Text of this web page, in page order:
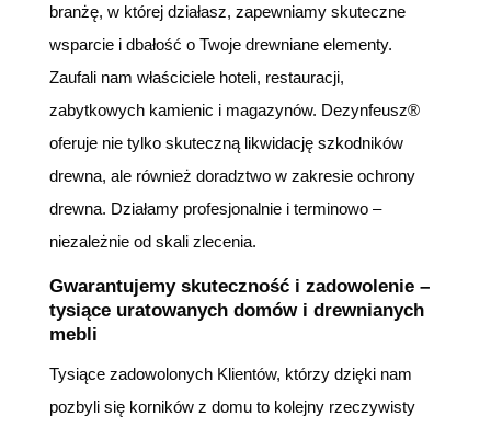
branżę, w której działasz, zapewniamy skuteczne
wsparcie i dbałość o Twoje drewniane elementy.
Zaufali nam właściciele hoteli, restauracji,
zabytkowych kamienic i magazynów. Dezynfeusz®
oferuje nie tylko skuteczną likwidację szkodników
drewna, ale również doradztwo w zakresie ochrony
drewna. Działamy profesjonalnie i terminowo –
niezależnie od skali zlecenia.
Gwarantujemy skuteczność i zadowolenie –
tysiące uratowanych domów i drewnianych
mebli
Tysiące zadowolonych Klientów, którzy dzięki nam
pozbyli się korników z domu to kolejny rzeczywisty